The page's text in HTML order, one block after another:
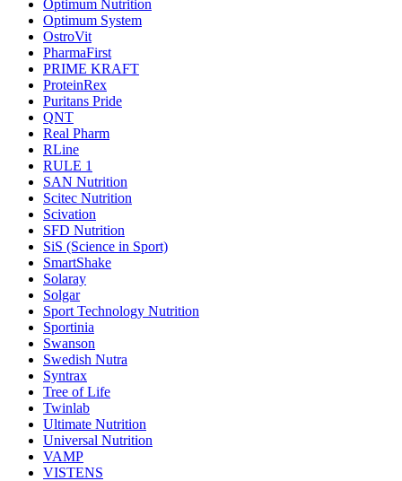
Optimum Nutrition
Optimum System
OstroVit
PharmaFirst
PRIME KRAFT
ProteinRex
Puritans Pride
QNT
Real Pharm
RLine
RULE 1
SAN Nutrition
Scitec Nutrition
Scivation
SFD Nutrition
SiS (Science in Sport)
SmartShake
Solaray
Solgar
Sport Technology Nutrition
Sportinia
Swanson
Swedish Nutra
Syntrax
Tree of Life
Twinlab
Ultimate Nutrition
Universal Nutrition
VAMP
VISTENS